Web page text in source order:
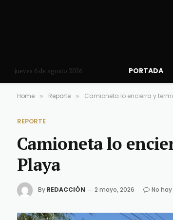
jueves 6 de agosto 2026 PORTADA
Home » Reporte » Camioneta lo encierra y
REPORTE
Camioneta lo
Playa
By REDACCIÓN 2 mayo, 2026 No